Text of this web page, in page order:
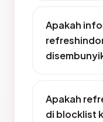
Apakah
Apakah
di blocklist